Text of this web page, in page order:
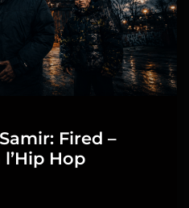
Fired –
Hop